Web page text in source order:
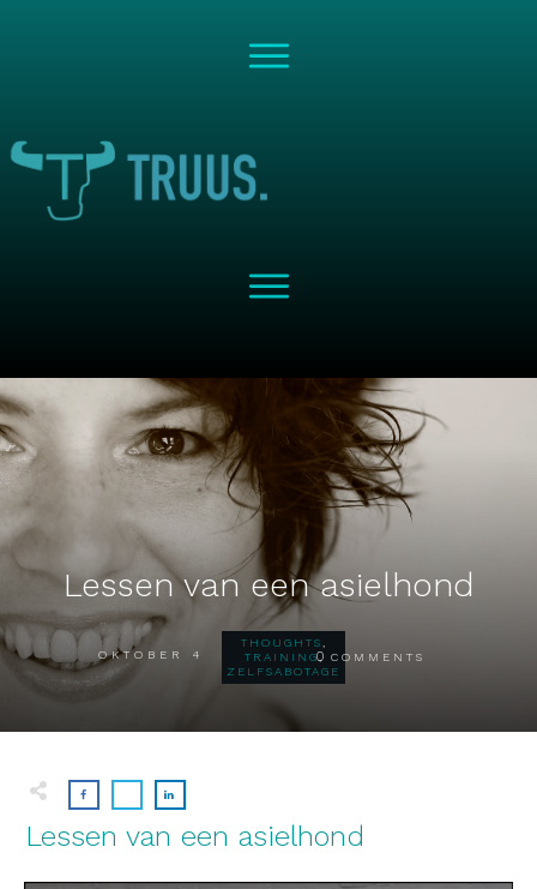
Lessen van een asielhond
OKTOBER 4
THOUGHTS,
TRAINING,
ZELFSABOTAGE
0 COMMENTS
Lessen van een asielhond